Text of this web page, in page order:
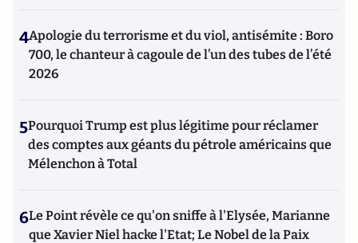
4Apologie du terrorisme et du viol, antisémite : Boro
700, le chanteur à cagoule de l’un des tubes de l’été
2026
5Pourquoi Trump est plus légitime pour réclamer
des comptes aux géants du pétrole américains que
Mélenchon à Total
6Le Point révèle ce qu'on sniffe à l'Elysée, Marianne
que Xavier Niel hacke l'Etat; Le Nobel de la Paix